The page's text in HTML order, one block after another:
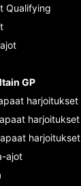
Qualifying
GP
harjoitukset
harjoitukset
harjoitukset
ajot